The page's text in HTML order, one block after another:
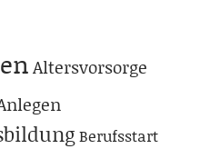
Altersvorsorge
Berufsstart